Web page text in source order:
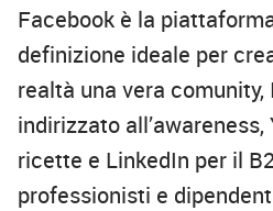
Facebook è la
definizione ideale per
realtà una vera
indirizzato
ricette e LinkedIn per il
professionisti e